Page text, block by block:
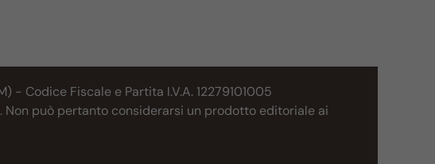
- Codice Fiscale e Partita I.V.A. 12279101005
può pertanto considerarsi un prodotto editoriale ai